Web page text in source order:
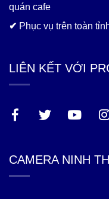
quán cafe
✔ Phục vụ trên toàn
LIÊN KẾT VỚI
CAMERA NINH